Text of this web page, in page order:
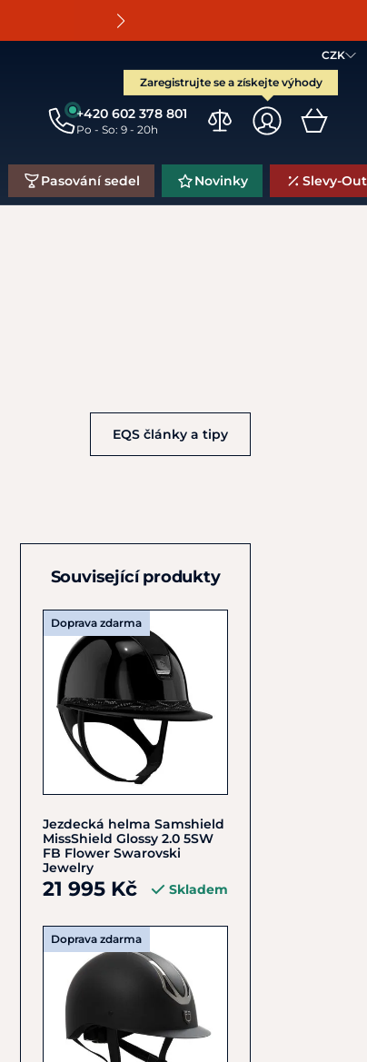
CZK
Zaregistrujte se a získejte výhody
+420 602 378 801
Po - So: 9 - 20h
Pasování sedel Novinky Slevy-
EQS články a tipy
Související produkty
Doprava zdarma
Jezdecká helma Samshield
MissShield Glossy 2.0 5SW
FB Flower Swarovski
Jewelry
21 995 Kč Skladem
Doprava zdarma